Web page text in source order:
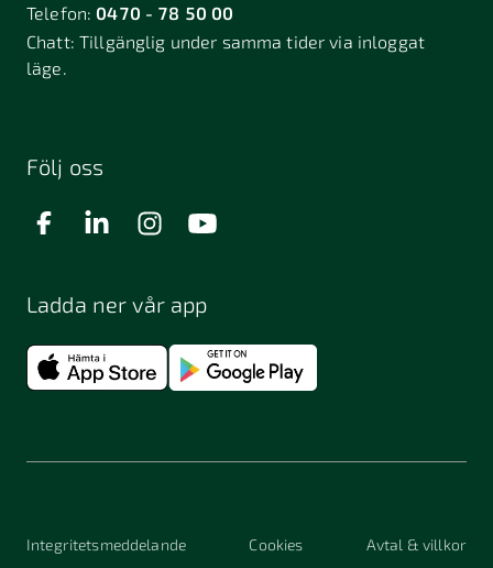
Telefon:0470 - 78 50 00
Chatt:Tillgänglig under samma tider via inloggat
läge.
Följ oss
Ladda ner vår app
Integritetsmeddelande Cookies Avtal & villkor